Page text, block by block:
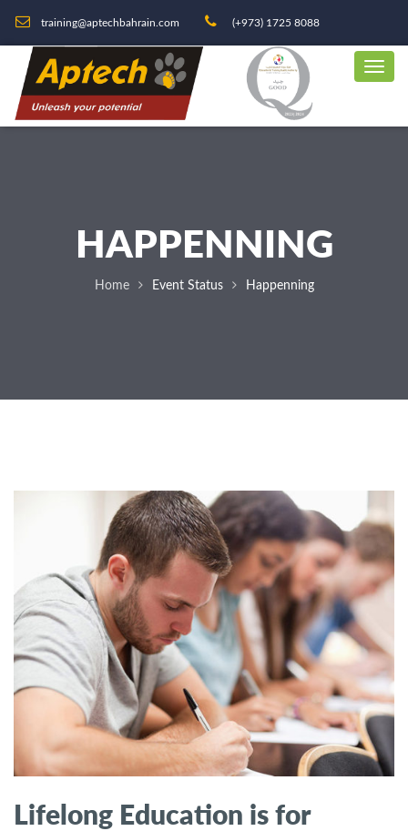
training@aptechbahrain.com (+973) 1725 8088
HAPPENNING
Home Event Status Happenning
Lifelong Education is for